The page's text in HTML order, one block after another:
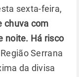
sexta-feira,
chuva com
noite. Há risco
Serrana
da divisa